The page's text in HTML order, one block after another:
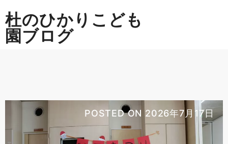
to
content
杜のひかりこども
園ブログ
POSTED ON 2026年7月17日